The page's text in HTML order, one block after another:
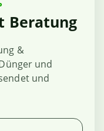
Beratung
&
und
und